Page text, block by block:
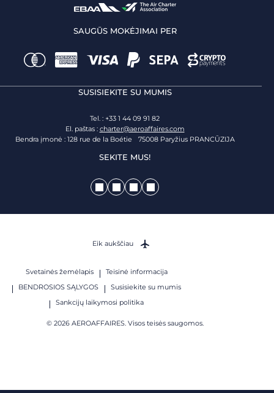
SAUGŪS MOKĖJIMAI PER
SUSISIEKITE SU MUMIS
Tel. : +33 1 44 09 91 82
El. paštas : charter@aeroaffaires.com
Bendra įmonė : 128 rue de la Boétie 75008 Paryžius PRANCŪZIJA
SEKITE MUS!
Svetainės žemėlapis
Teisinė informacija
BENDROSIOS SĄLYGOS
Susisiekite su mumis
Sankcijų laikymosi politika
© 2026 AEROAFFAIRES. Visos teisės saugomos.
Eik aukščiau